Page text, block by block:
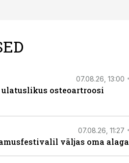
07.08.26, 13:00
osteoartroosi
07.08.26, 11:27
väljas oma alaga